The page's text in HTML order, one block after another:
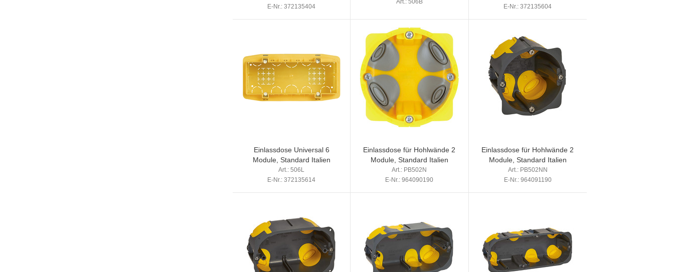
E-Nr.: 372135404
Art.: 506B
E-Nr.: 372135604
Einlassdose Universal 6
Module, Standard Italien
Art.: 506L
E-Nr.: 372135614
Einlassdose für Hohlwände 2
Module, Standard Italien
Art.: PB502N
E-Nr.: 964090190
Einlassdose für Hohlwände 2
Module, Standard Italien
Art.: PB502NN
E-Nr.: 964091190